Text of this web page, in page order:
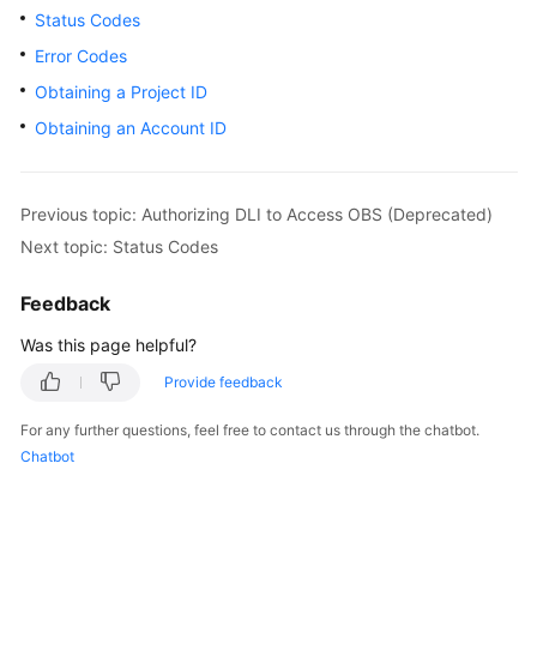
Bulletin
Service
Overview
Getting
Guide
Practices
Developer
Status Codes
Error Codes
Obtaining a Project ID
Obtaining an Account ID
Previous topic: Authorizing DLI to Access OBS (Deprecated)
Next topic: Status Codes
Feedback
Was this page helpful?
Provide feedback
For any further questions, feel free to contact us through the chatbot.
Chatbot